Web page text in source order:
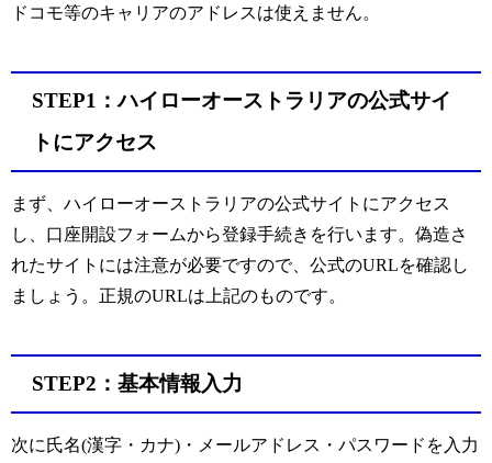
ドコモ等のキャリアのアドレスは使えません。
STEP1：ハイローオーストラリアの公式サイ
トにアクセス
まず、ハイローオーストラリアの公式サイトにアクセス
し、口座開設フォームから登録手続きを行います。偽造さ
れたサイトには注意が必要ですので、公式のURLを確認し
ましょう。正規のURLは上記のものです。
STEP2：基本情報入力
次に氏名(漢字・カナ)・メールアドレス・パスワードを入力